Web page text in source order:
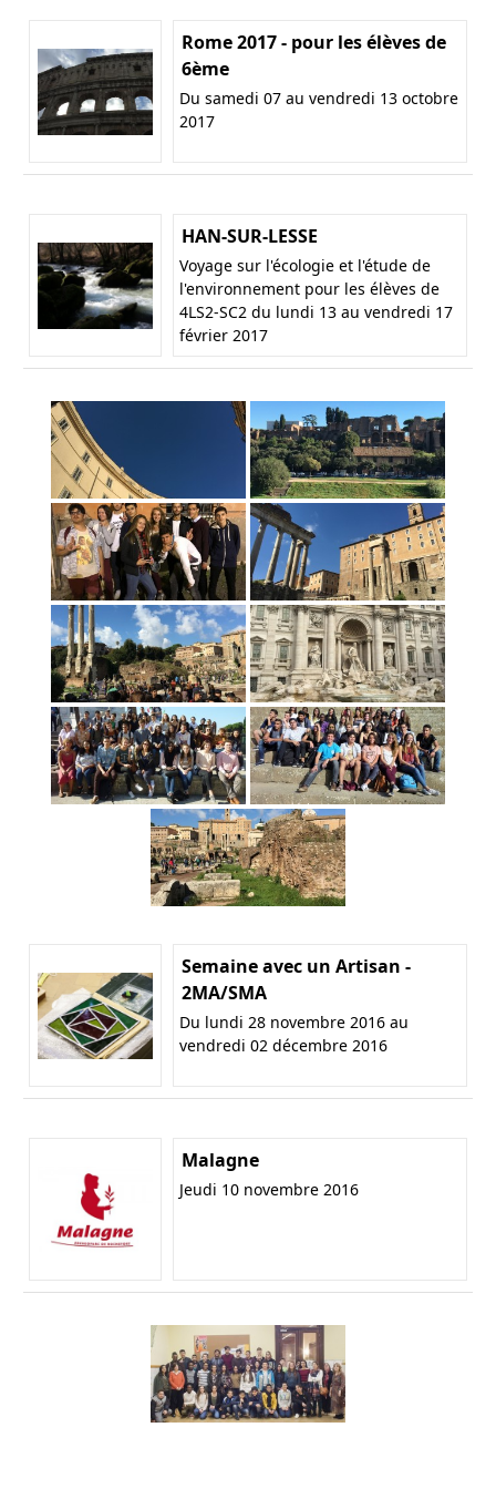
Rome 2017 - pour les élèves de
6ème
Du samedi 07 au vendredi 13 octobre
2017
HAN-SUR-LESSE
Voyage sur l'écologie et l'étude de
l'environnement pour les élèves de
4LS2-SC2 du lundi 13 au vendredi 17
février 2017
Semaine avec un Artisan -
2MA/SMA
Du lundi 28 novembre 2016 au
vendredi 02 décembre 2016
Malagne
Jeudi 10 novembre 2016